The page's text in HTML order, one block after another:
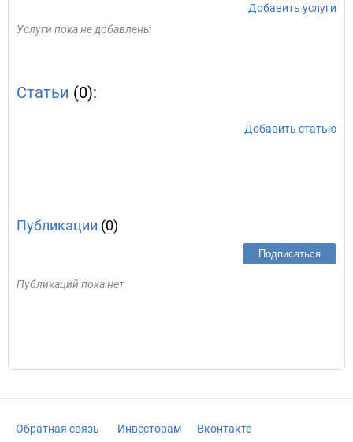
Добавить услуги
Услуги пока не добавлены
Статьи (0):
Добавить статью
Публикации (0)
Подписаться
Публикаций пока нет
Обратная связь Инвесторам Вконтакте